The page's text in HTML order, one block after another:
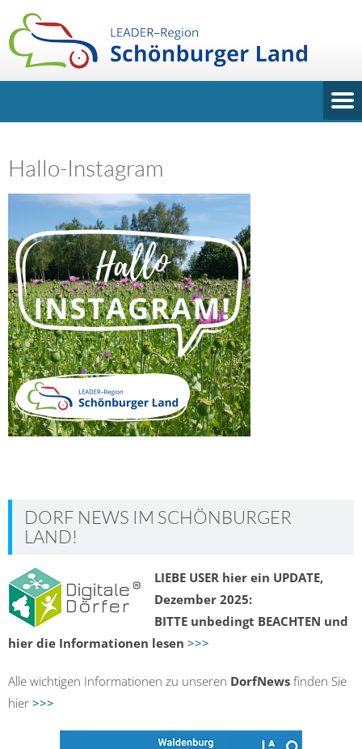
Hallo-Instagram
DORF NEWS IM SCHÖNBURGER
LAND!
LIEBE USER hier ein UPDATE,
Dezember 2025:
BITTE unbedingt BEACHTEN und
hier die Informationen lesen >>>
Alle wichtigen Informationen zu unseren DorfNews finden Sie
hier >>>